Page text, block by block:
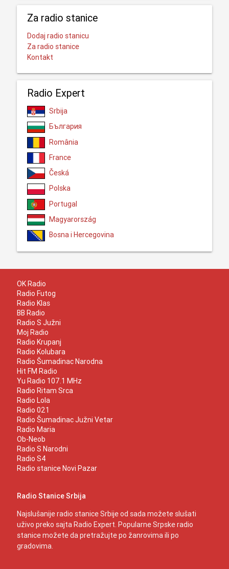
Za radio stanice
Dodaj radio stanicu
Za radio stanice
Kontakt
Radio Expert
Srbija
България
România
France
Česká
Polska
Portugal
Magyarország
Bosna i Hercegovina
OK Radio
Radio Futog
Radio Klas
BB Radio
Radio S Južni
Moj Radio
Radio Krupanj
Radio Kolubara
Radio Šumadinac Narodna
Hit FM Radio
Yu Radio 107.1 MHz
Radio Ritam Srca
Radio Lola
Radio 021
Radio Šumadinac Južni Vetar
Radio Maria
Ob-Neob
Radio S Narodni
Radio S4
Radio stanice Novi Pazar
Radio Stanice Srbija
Najslušanije radio stanice Srbije od sada možete slušati
uživo preko sajta Radio Expert. Popularne Srpske radio
stanice možete da pretražujte po žanrovima ili po
gradovima.